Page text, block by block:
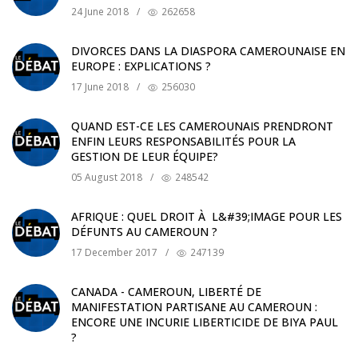
24 June 2018 / 262658
DIVORCES DANS LA DIASPORA CAMEROUNAISE EN
EUROPE : EXPLICATIONS ?
17 June 2018 / 256030
QUAND EST-CE LES CAMEROUNAIS PRENDRONT
ENFIN LEURS RESPONSABILITÉS POUR LA
GESTION DE LEUR ÉQUIPE?
05 August 2018 / 248542
AFRIQUE : QUEL DROIT À L&#39;IMAGE POUR LES
DÉFUNTS AU CAMEROUN ?
17 December 2017 / 247139
CANADA - CAMEROUN, LIBERTÉ DE
MANIFESTATION PARTISANE AU CAMEROUN :
ENCORE UNE INCURIE LIBERTICIDE DE BIYA PAUL
?